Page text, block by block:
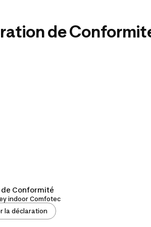
de
Conformité
indoor Comfotec
la déclaration